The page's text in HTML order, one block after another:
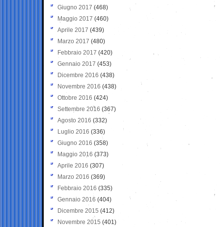
Giugno 2017 (468)
Maggio 2017 (460)
Aprile 2017 (439)
Marzo 2017 (480)
Febbraio 2017 (420)
Gennaio 2017 (453)
Dicembre 2016 (438)
Novembre 2016 (438)
Ottobre 2016 (424)
Settembre 2016 (367)
Agosto 2016 (332)
Luglio 2016 (336)
Giugno 2016 (358)
Maggio 2016 (373)
Aprile 2016 (307)
Marzo 2016 (369)
Febbraio 2016 (335)
Gennaio 2016 (404)
Dicembre 2015 (412)
Novembre 2015 (401)